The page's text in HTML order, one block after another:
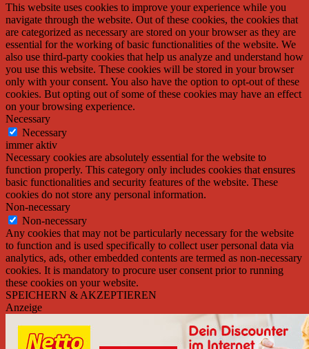
This website uses cookies to improve your experience while you
navigate through the website. Out of these cookies, the cookies that
are categorized as necessary are stored on your browser as they are
essential for the working of basic functionalities of the website. We
also use third-party cookies that help us analyze and understand how
you use this website. These cookies will be stored in your browser
only with your consent. You also have the option to opt-out of these
cookies. But opting out of some of these cookies may have an effect
on your browsing experience.
Necessary
Necessary
immer aktiv
Necessary cookies are absolutely essential for the website to
function properly. This category only includes cookies that ensures
basic functionalities and security features of the website. These
cookies do not store any personal information.
Non-necessary
Non-necessary
Any cookies that may not be particularly necessary for the website
to function and is used specifically to collect user personal data via
analytics, ads, other embedded contents are termed as non-necessary
cookies. It is mandatory to procure user consent prior to running
these cookies on your website.
SPEICHERN & AKZEPTIEREN
Anzeige